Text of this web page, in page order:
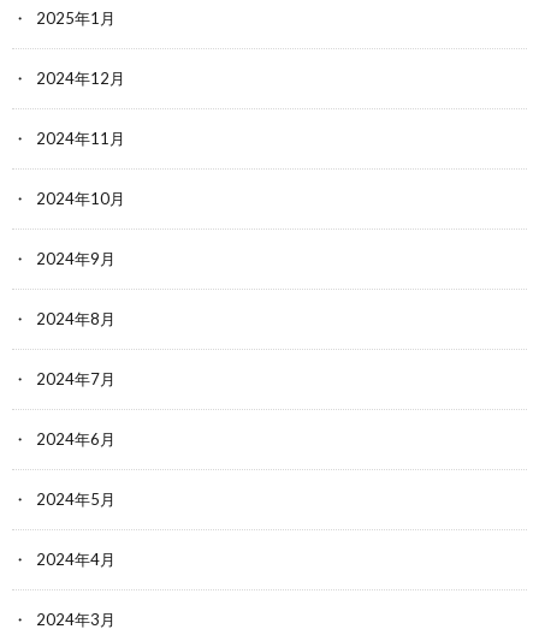
2025年1月
2024年12月
2024年11月
2024年10月
2024年9月
2024年8月
2024年7月
2024年6月
2024年5月
2024年4月
2024年3月